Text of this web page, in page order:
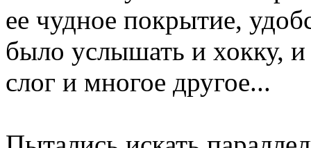
ее чудное покрытие,
было услышать и хокку,
слог и многое другое...